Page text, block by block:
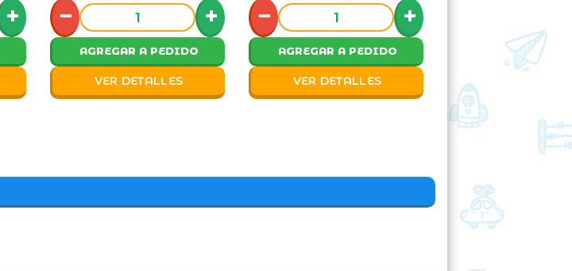
+ − +
AGREGAR A PEDIDO
VER DETALLES
− +
AGREGAR A PEDIDO
VER DETALLES